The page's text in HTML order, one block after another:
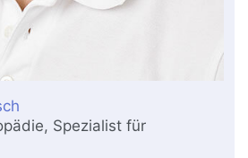
Spezialist für